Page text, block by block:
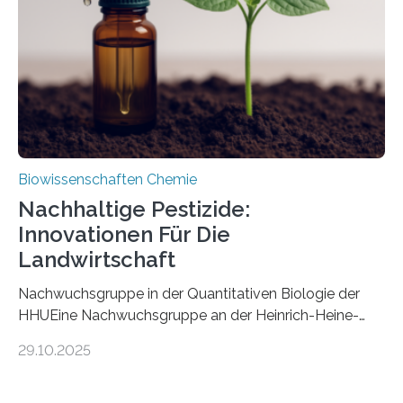
fossile Nachweis einer Stechmückenlarve in Bernstein
stellt gleichzeitig den ersten Fossilfund einer
Mückenlarve aus dem Mesozoikum dar, denn…
Biowissenschaften Chemie
Nachhaltige Pestizide:
Innovationen Für Die
Landwirtschaft
Nachwuchsgruppe in der Quantitativen Biologie der
HHUEine Nachwuchsgruppe an der Heinrich-Heine-
fünf Jahren erforschen, wie Bakterien auf
29.10.2025